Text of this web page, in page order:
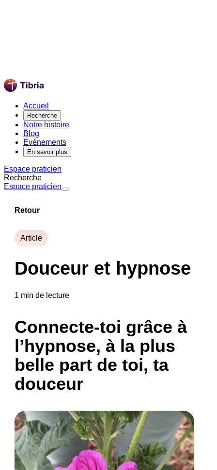
Accueil
Recherche
Notre histoire
Blog
Événements
En savoir plus
Espace praticien
Recherche
Espace praticien
Retour
Article
Douceur et hypnose
1 min de lecture
Connecte-toi grâce à
l’hypnose, à la plus
belle part de toi, ta
douceur